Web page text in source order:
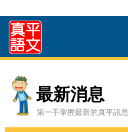
最新消息
第一手掌握最新的真平訊息